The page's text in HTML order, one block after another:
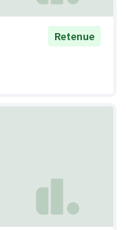
Retenue